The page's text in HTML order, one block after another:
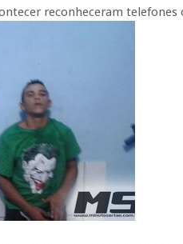
reconheceram telefones